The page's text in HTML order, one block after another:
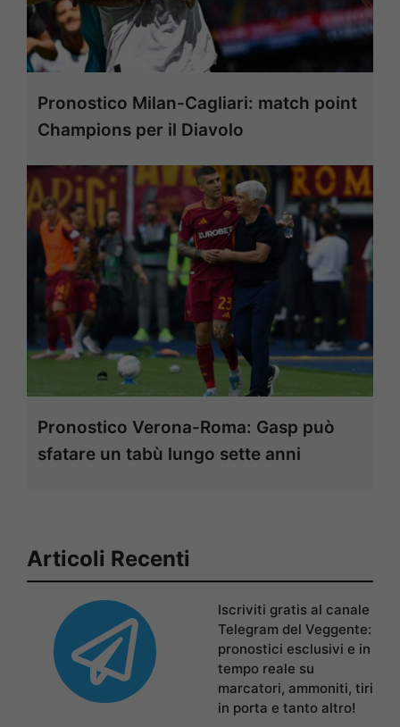
Pronostico Milan-Cagliari: match point
Champions per il Diavolo
Pronostico Verona-Roma: Gasp può
sfatare un tabù lungo sette anni
Articoli Recenti
Iscriviti gratis al canale
Telegram del Veggente:
pronostici esclusivi e in
tempo reale su
marcatori, ammoniti, tiri
in porta e tanto altro!